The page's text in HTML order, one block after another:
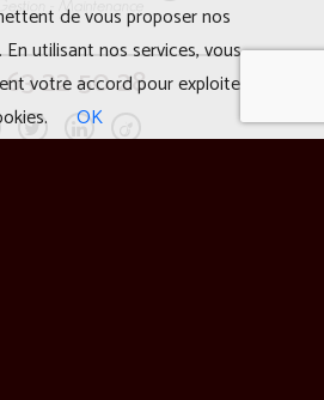
22 50 28
de vous proposer nos
utilisant nos services, vous
votre accord pour exploiter
OK